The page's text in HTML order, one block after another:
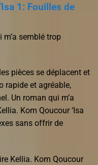
1: Fouilles de
semblé trop
pièces se déplacent et
rapide et agréable,
Un roman qui m’a
Kom Qoucour ‘Isa
sans offrir de
Kellia. Kom Qoucour